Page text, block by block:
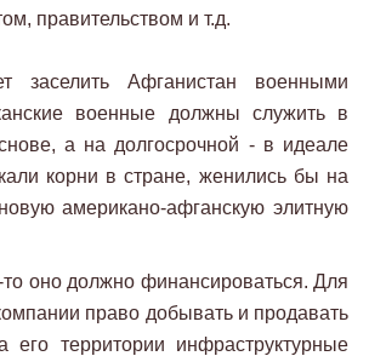
правительством и т.д.
заселить Афганистан военными
военные должны служить в
а на долгосрочной - в идеале
корни в стране, женились бы на
американо-афганскую элитную
то оно должно финансироваться. Для
право добывать и продавать
территории инфраструктурные